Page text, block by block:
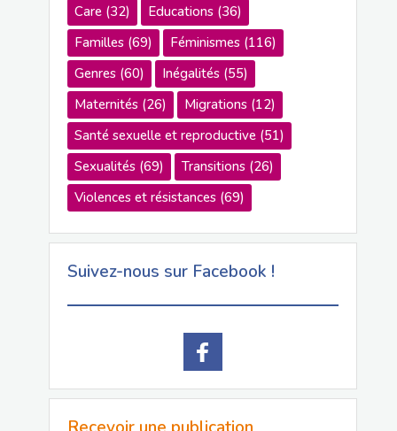
Care(32) Educations(36)
Familles(69) Féminismes(116)
Genres(60) Inégalités(55)
Maternités(26) Migrations(12)
Santé sexuelle et reproductive(51)
Sexualités(69) Transitions(26)
Violences et résistances(69)
Suivez-nous sur Facebook !